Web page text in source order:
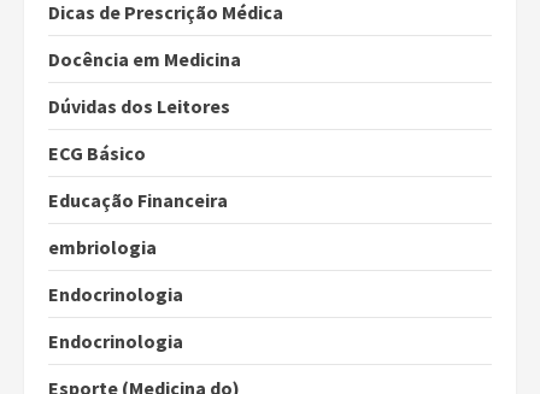
Dicas de Prescrição Médica
Docência em Medicina
Dúvidas dos Leitores
ECG Básico
Educação Financeira
embriologia
Endocrinologia
Endocrinologia
Esporte (Medicina do)